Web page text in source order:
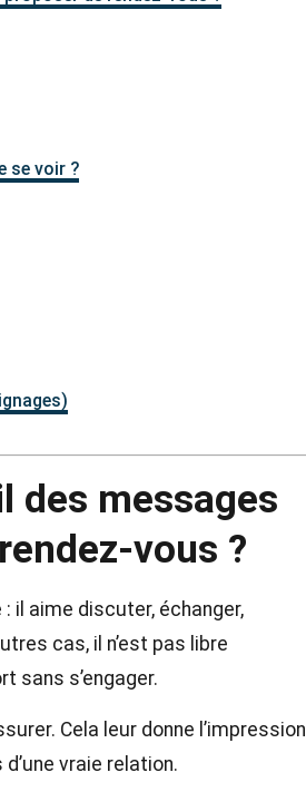
se voir ?
des messages
vous ?
il aime discuter, échanger,
cas, il n’est pas libre
sans s’engager.
Cela leur donne l’impression
vraie relation.